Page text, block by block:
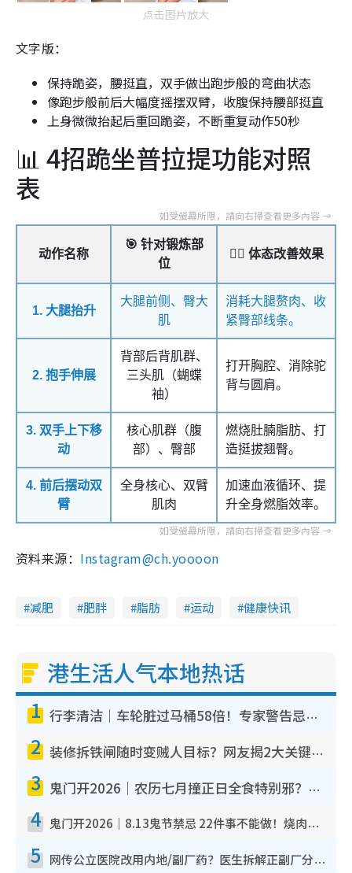
点击图片放大
文字版：
保持跪姿，腰挺直，双手做出跑步般的弯曲状态
像跑步般前后大幅度摇摆双臂，收腹保持腰部挺直
上身微微抬起后重回跪姿，不断重复动作50秒
📊 4招跪坐普拉提功能对照
表
动作名称
🎯 针对锻炼部
位
🧘‍♀️ 体态改善效果
1. 大腿抬升
大腿前侧、臀大
肌
消耗大腿赘肉、收
紧臀部线条。
2. 抱手伸展
背部后背肌群、
三头肌（蝴蝶
袖）
打开胸腔、消除驼
背与圆肩。
3. 双手上下移
动
核心肌群（腹
部）、臀部
燃烧肚腩脂肪、打
造挺拔翘臀。
4. 前后摆动双
臂
全身核心、双臂
肌肉
加速血液循环、提
升全身燃脂效率。
资料来源： Instagram@ch.yoooon
减肥 肥胖 脂肪 运动 健康快讯
港生活人气本地热话
1 行李清洁｜车轮脏过马桶58倍！专家警告忌用酒精擦 教1招免脏手除菌
2 装修拆铁闸随时变贼人目标？网友揭2大关键用途：装新款等于白装？附新旧铁闸分别
3 鬼门开2026｜农历七月撞正日全食特别邪？专家警告切忌做一事！揭4大禁忌+2招保平安
4 鬼门开2026｜8.13鬼节禁忌 22件事不能做！烧肉、刺身要少食？半夜勿吹口哨/打给个电话
5 网传公立医院改用内地/副厂药？医生拆解正副厂分别，揭4类人换药随时出事